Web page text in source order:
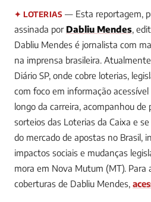
✦ LOTERIAS — Esta reportagem,
assinada por Dabliu Mendes,
Dabliu Mendes é jornalista com
na imprensa brasileira.
Diário SP, onde cobre loterias,
com foco em informação
longo da carreira, acompanhou
sorteios das Loterias da Caixa e
do mercado de apostas no Brasil,
impactos sociais e mudanças
mora em Nova Mutum (MT). Para
coberturas de Dabliu Mendes,